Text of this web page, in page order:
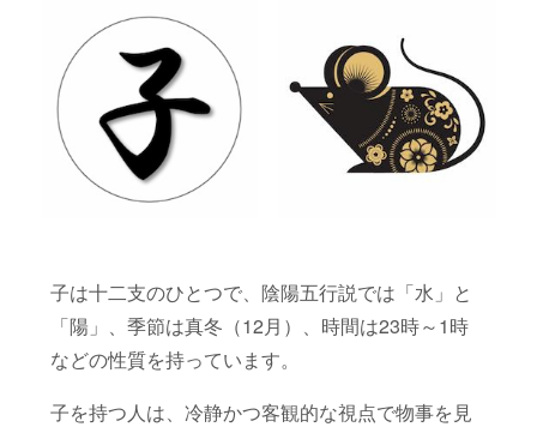
子は十二支のひとつで、陰陽五行説では「水」と
「陽」、季節は真冬（12月）、時間は23時～1時
などの性質を持っています。
子を持つ人は、冷静かつ客観的な視点で物事を見